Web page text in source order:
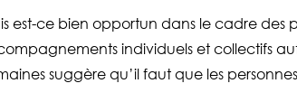
est-ce bien opportun dans le cadre des
individuels et collectifs
suggère qu’il faut que les